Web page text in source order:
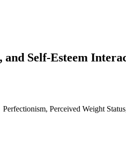
and Self-Esteem
Perfectionism, Perceived Weight